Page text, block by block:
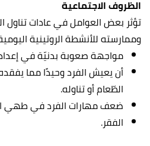
الظروف الاجتماعية
تؤثر بعض العوامل في عادات تناول
وممارسته للأنشطة الروتينية
مواجهة صعوبة بدنيّة في
أن يعيش الفرد وحيدًا مما
الطّعام أو تناوله.
ضعف مهارات الفرد في طهي
الفقر.